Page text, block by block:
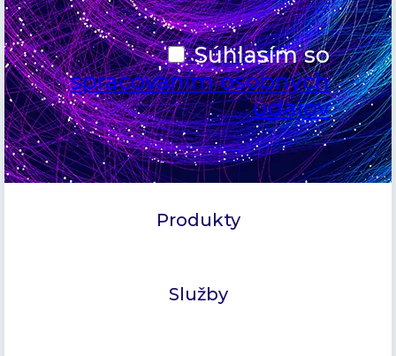
Súhlasím so
spracovaním osobných
údajov
Produkty
Služby